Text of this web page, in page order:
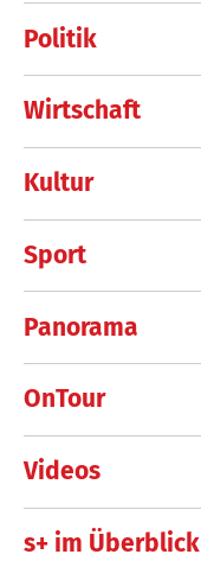
Politik
Wirtschaft
Kultur
Sport
Panorama
OnTour
Videos
s+ im Überblick